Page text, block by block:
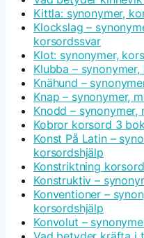
Kittla: synonymer,
Klockslag –
korsordssvar
Klot: synonymer,
Klubba –
Knähund –
Knap – synonymer,
Knodd –
Kobror korsord 3
Konst På Latin –
korsordshjälp
Konstriktning
Konstruktiv –
Konventioner –
korsordshjälp
Konvolut –